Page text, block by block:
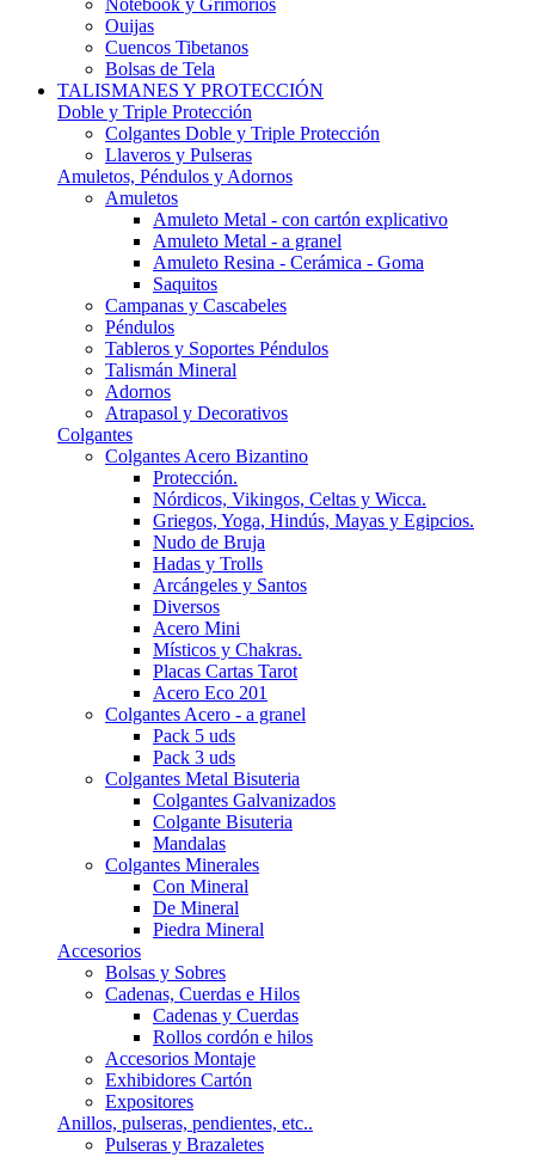
Notebook y Grimorios
Ouijas
Cuencos Tibetanos
Bolsas de Tela
TALISMANES Y PROTECCIÓN
Doble y Triple Protección
Colgantes Doble y Triple Protección
Llaveros y Pulseras
Amuletos, Péndulos y Adornos
Amuletos
Amuleto Metal - con cartón explicativo
Amuleto Metal - a granel
Amuleto Resina - Cerámica - Goma
Saquitos
Campanas y Cascabeles
Péndulos
Tableros y Soportes Péndulos
Talismán Mineral
Adornos
Atrapasol y Decorativos
Colgantes
Colgantes Acero Bizantino
Protección.
Nórdicos, Vikingos, Celtas y Wicca.
Griegos, Yoga, Hindús, Mayas y Egipcios.
Nudo de Bruja
Hadas y Trolls
Arcángeles y Santos
Diversos
Acero Mini
Místicos y Chakras.
Placas Cartas Tarot
Acero Eco 201
Colgantes Acero - a granel
Pack 5 uds
Pack 3 uds
Colgantes Metal Bisuteria
Colgantes Galvanizados
Colgante Bisuteria
Mandalas
Colgantes Minerales
Con Mineral
De Mineral
Piedra Mineral
Accesorios
Bolsas y Sobres
Cadenas, Cuerdas e Hilos
Cadenas y Cuerdas
Rollos cordón e hilos
Accesorios Montaje
Exhibidores Cartón
Expositores
Anillos, pulseras, pendientes, etc..
Pulseras y Brazaletes